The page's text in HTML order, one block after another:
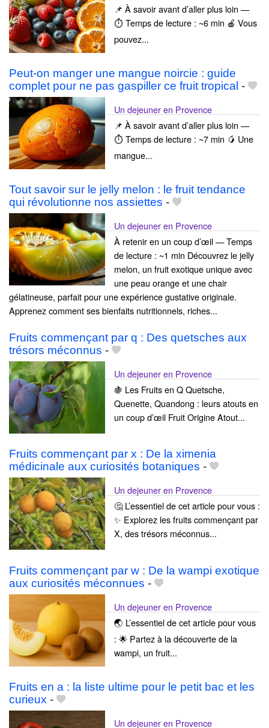
📌 À savoir avant d’aller plus loin —
⏱️ Temps de lecture : ~6 min 🍎 Vous
pouvez...
Peut-on manger une mangue noircie : guide
complet pour ne pas gaspiller ce fruit tropical -
Un dejeuner en Provence
📌 À savoir avant d’aller plus loin —
⏱️ Temps de lecture : ~7 min 🥭 Une
mangue...
Tout savoir sur le jelly melon : le fruit tendance
qui révolutionne nos assiettes -
Un dejeuner en Provence
À retenir en un coup d’œil — Temps
de lecture : ~1 min Découvrez le jelly
melon, un fruit exotique unique avec
une peau orange et une chair
gélatineuse, parfait pour une expérience gustative originale.
Apprenez comment ses bienfaits nutritionnels, riches...
Fruits commençant par q : Des quetsches aux
trésors méconnus -
Un dejeuner en Provence
🍇 Les Fruits en Q Quetsche,
Quenette, Quandong : leurs atouts en
un coup d’œil Fruit Origine Atout...
Fruits commençant par x : De la ximenia
médicinale aux curiosités botaniques -
Un dejeuner en Provence
🤔 L’essentiel de cet article pour vous :
✨ Explorez les fruits commençant par
X, des trésors méconnus...
Fruits commençant par w : De la wampi exotique
aux curiosités méconnues -
Un dejeuner en Provence
🌏 L’essentiel de cet article pour vous
: 🌟 Partez à la découverte de la
wampi, un fruit...
Fruits en a : la liste ultime pour le petit bac et les
curieux -
Un dejeuner en Provence